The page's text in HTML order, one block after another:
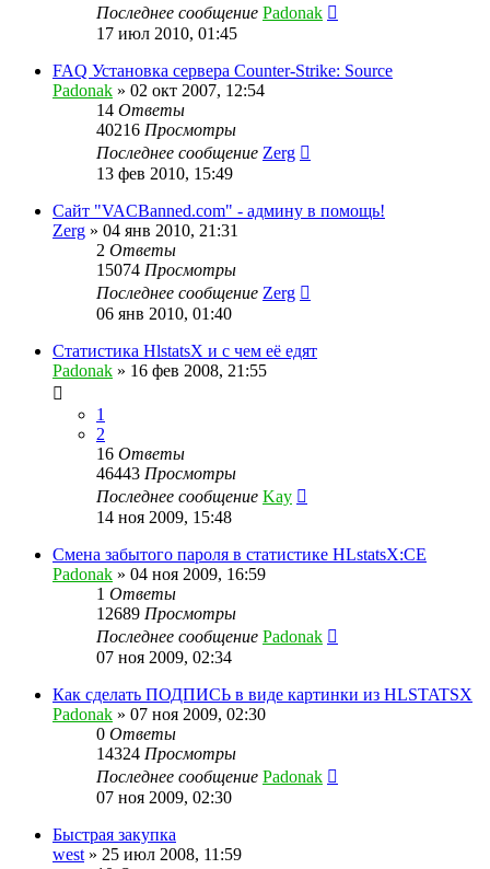
Последнее сообщение Padonak
17 июл 2010, 01:45
FAQ Установка сервера Counter-Strike: Source
Padonak » 02 окт 2007, 12:54
14 Ответы
40216 Просмотры
Последнее сообщение Zerg
13 фев 2010, 15:49
Сайт "VACBanned.com" - админу в помощь!
Zerg » 04 янв 2010, 21:31
2 Ответы
15074 Просмотры
Последнее сообщение Zerg
06 янв 2010, 01:40
Статистика HlstatsX и с чем её едят
Padonak » 16 фев 2008, 21:55
1
2
16 Ответы
46443 Просмотры
Последнее сообщение Kay
14 ноя 2009, 15:48
Смена забытого пароля в статистике HLstatsX:CE
Padonak » 04 ноя 2009, 16:59
1 Ответы
12689 Просмотры
Последнее сообщение Padonak
07 ноя 2009, 02:34
Как сделать ПОДПИСЬ в виде картинки из HLSTATSX
Padonak » 07 ноя 2009, 02:30
0 Ответы
14324 Просмотры
Последнее сообщение Padonak
07 ноя 2009, 02:30
Быстрая закупка
west » 25 июл 2008, 11:59